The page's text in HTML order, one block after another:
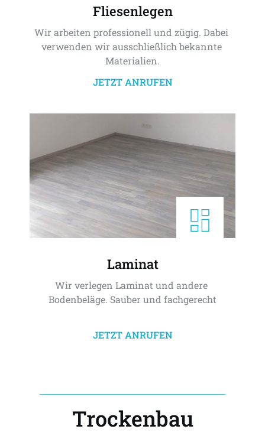
Fliesenlegen
Wir arbeiten professionell und zügig. Dabei
verwenden wir ausschließlich bekannte
Materialien.
JETZT ANRUFEN
Laminat
Wir verlegen Laminat und andere
Bodenbeläge. Sauber und fachgerecht
JETZT ANRUFEN
Trockenbau